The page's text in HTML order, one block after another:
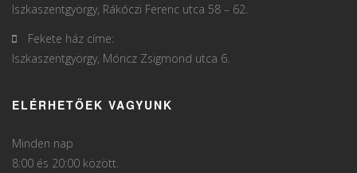
Iszkaszentgyörgy, Rákóczi Ferenc utca 58 – 62.
Fekete ház címe:
Iszkaszentgyörgy, Móricz Zsigmond utca 6.
ELÉRHETŐEK VAGYUNK
Minden nap
8:00 és 20:00 között.